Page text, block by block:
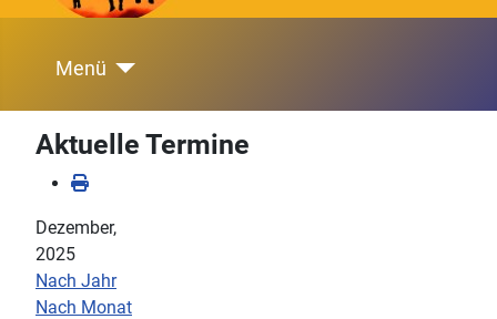
Menü
Aktuelle Termine
Dezember,
2025
Nach Jahr
Nach Monat